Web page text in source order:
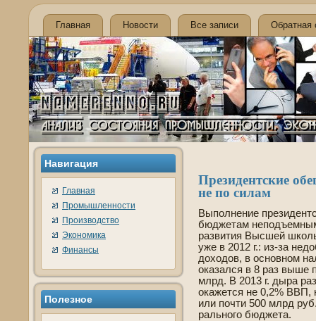
Главная Новости Все записи Обратная
Навигация
Главная
Промышленности
Производство
Экономика
Финансы
Полезнοе
Президе­нтские
не по силам
Выполнение
бюджетам
развития Высшей
уже в 2012 г.: из-за
доходов, в основном
оказался в 8 раз выше
млрд. В 2013 г. дыра
окажется не 0,2% ВВП,
или почти 500 млрд
рального бюджета.